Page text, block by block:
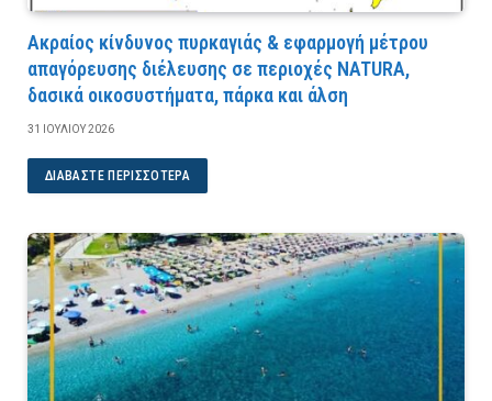
Ακραίος κίνδυνος πυρκαγιάς & εφαρμογή μέτρου
απαγόρευσης διέλευσης σε περιοχές NATURA,
δασικά οικοσυστήματα, πάρκα και άλση
31 ΙΟΥΛΊΟΥ 2026
ΔΙΑΒΆΣΤΕ ΠΕΡΙΣΣΌΤΕΡΑ